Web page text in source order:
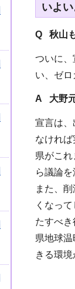
いよ
Q 秋山
ついに、
い、ゼロ
A 大野
宣言は、
なければ
県がこ
ら議論を
また、
くなっ
たすべ
県地球
きる環境